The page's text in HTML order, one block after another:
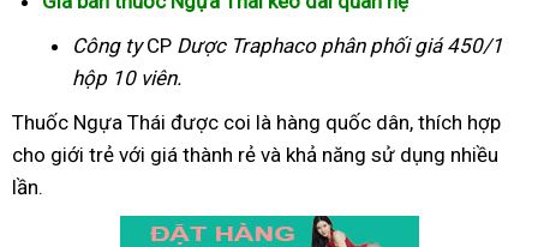
Công tyCP Dược Traphacophân phối giá 450/1
hộp 10 viên.
Thuốc Ngựa Thái được coi là hàng quốc dân, thích hợp
cho giới trẻ với giá thành rẻ và khả năng sử dụng nhiều
lần.